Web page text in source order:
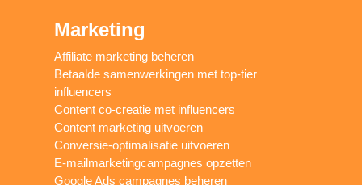
Marketing
Affiliate marketing beheren
Betaalde samenwerkingen met top-tier
influencers
Content co-creatie met influencers
Content marketing uitvoeren
Conversie-optimalisatie uitvoeren
E-mailmarketingcampagnes opzetten
Google Ads campagnes beheren